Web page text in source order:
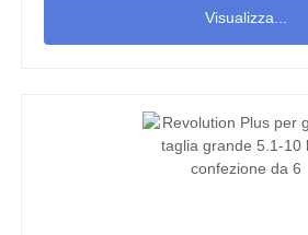
Visualizza...